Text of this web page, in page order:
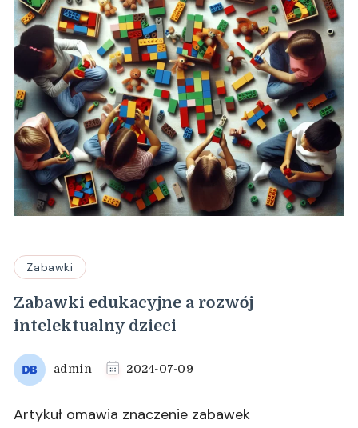
Zabawki
Zabawki edukacyjne a rozwój
intelektualny dzieci
admin 2024-07-09
Artykuł omawia znaczenie zabawek